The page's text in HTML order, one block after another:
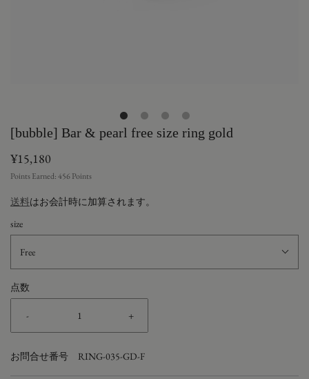
[bubble] Bar & pearl free size ring gold
¥15,180
Points Earned:456Points
送料はお会計時に加算されます。
size
Free
点数
- +
お問合せ番号 RING-035-GD-F